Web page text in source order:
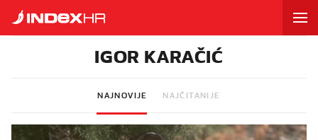
IGOR KARAČIĆ
NAJNOVIJE NAJČITANIJE